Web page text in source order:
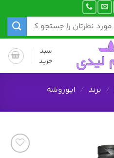
سبد
خرید
/ برند / ایوروشه